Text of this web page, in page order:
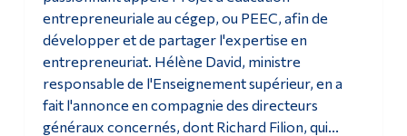
entrepreneuriale au cégep, ou PEEC, afin de
développer et de partager l'expertise en
entrepreneuriat. Hélène David, ministre
responsable de l'Enseignement supérieur, en a
fait l'annonce en compagnie des directeurs
généraux concernés, dont Richard Filion, qui...